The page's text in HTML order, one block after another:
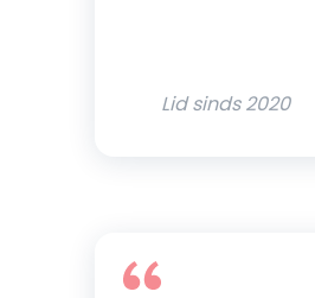
Lid sinds 2020